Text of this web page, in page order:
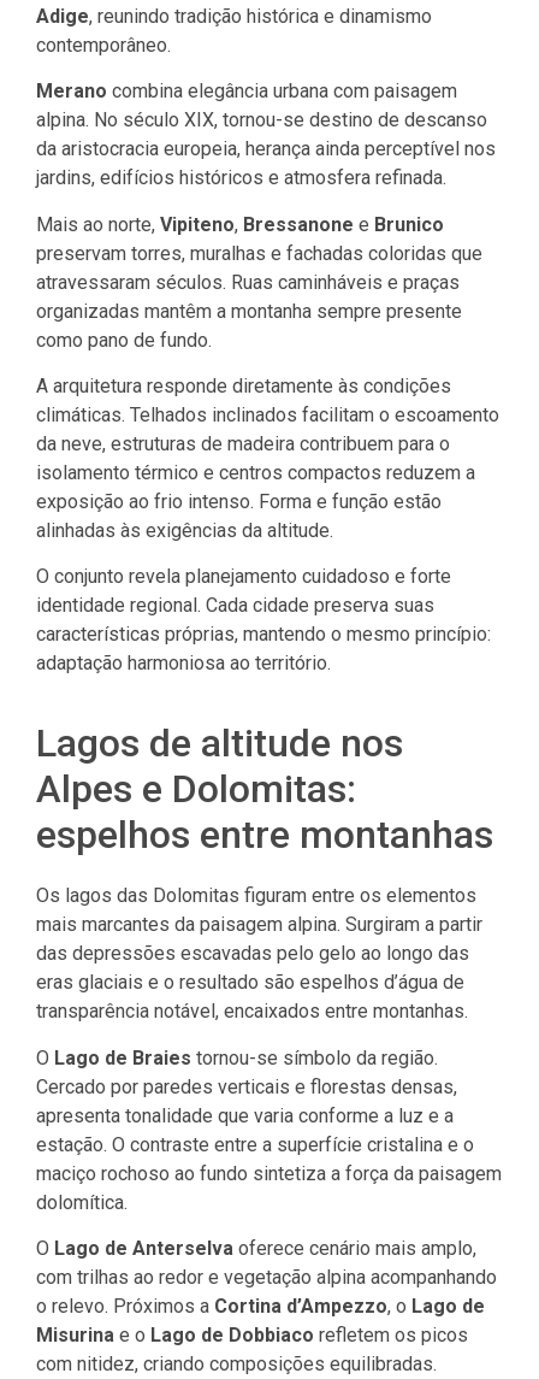
Adige, reunindo tradição histórica e dinamismo
contemporâneo.
Merano combina elegância urbana com paisagem
alpina. No século XIX, tornou-se destino de descanso
da aristocracia europeia, herança ainda perceptível nos
jardins, edifícios históricos e atmosfera refinada.
Mais ao norte, Vipiteno, Bressanone e Brunico
preservam torres, muralhas e fachadas coloridas que
atravessaram séculos. Ruas caminháveis e praças
organizadas mantêm a montanha sempre presente
como pano de fundo.
A arquitetura responde diretamente às condições
climáticas. Telhados inclinados facilitam o escoamento
da neve, estruturas de madeira contribuem para o
isolamento térmico e centros compactos reduzem a
exposição ao frio intenso. Forma e função estão
alinhadas às exigências da altitude.
O conjunto revela planejamento cuidadoso e forte
identidade regional. Cada cidade preserva suas
características próprias, mantendo o mesmo princípio:
adaptação harmoniosa ao território.
Lagos de altitude nos
Alpes e Dolomitas:
espelhos entre montanhas
Os lagos das Dolomitas figuram entre os elementos
mais marcantes da paisagem alpina. Surgiram a partir
das depressões escavadas pelo gelo ao longo das
eras glaciais e o resultado são espelhos d’água de
transparência notável, encaixados entre montanhas.
O Lago de Braies tornou-se símbolo da região.
Cercado por paredes verticais e florestas densas,
apresenta tonalidade que varia conforme a luz e a
estação. O contraste entre a superfície cristalina e o
maciço rochoso ao fundo sintetiza a força da paisagem
dolomítica.
O Lago de Anterselva oferece cenário mais amplo,
com trilhas ao redor e vegetação alpina acompanhando
o relevo. Próximos a Cortina d’Ampezzo, o Lago de
Misurina e o Lago de Dobbiaco refletem os picos
com nitidez, criando composições equilibradas.